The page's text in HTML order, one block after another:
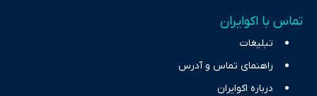
تماس با اکوایران
تبلیغات
راهنمای تماس و آدرس
درباره اکوایران